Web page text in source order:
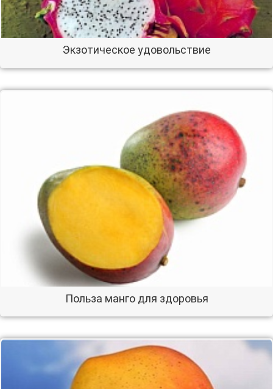
Экзотическое удовольствие
Польза манго для здоровья